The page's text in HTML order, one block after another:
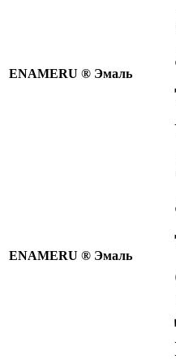
ENAMERU ® Эмаль
ENAMERU ® Эмаль